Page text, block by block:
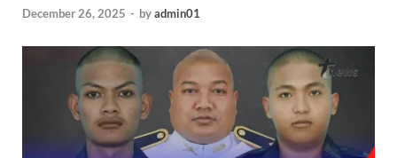
December 26, 2025 - byadmin01